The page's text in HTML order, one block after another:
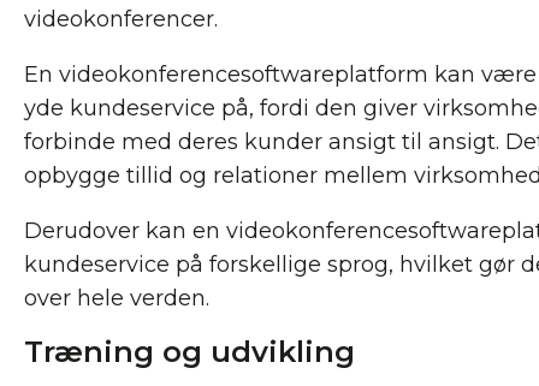
videokonferencer.
En videokonferencesoftwareplatform kan
yde kundeservice på, fordi den giver
forbinde med deres kunder ansigt til ansigt.
opbygge tillid og relationer mellem
Derudover kan en
kundeservice på forskellige sprog, hvilket gør
over hele verden.
Træning og udvikling